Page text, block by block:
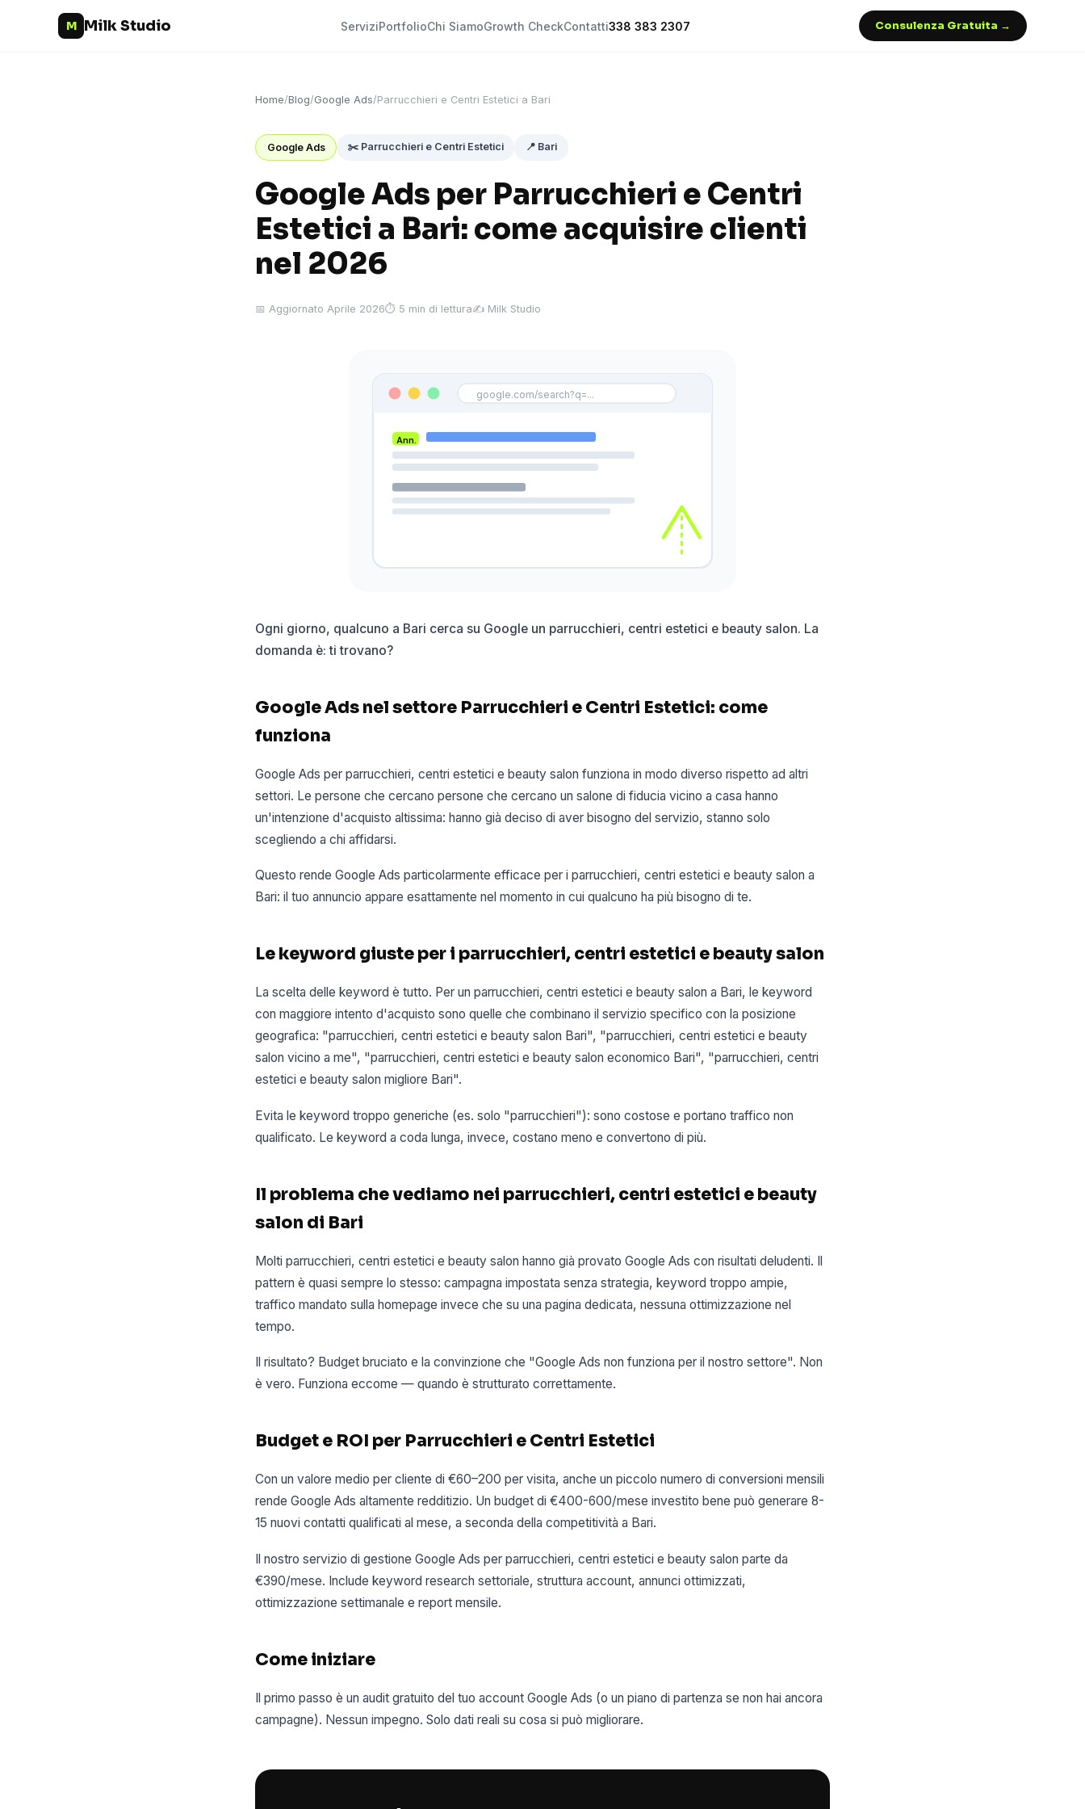
M Milk Studio ServiziPortfolioChi SiamoGrowth CheckContatti338 383 2307 Consulenza Gratuita →
Home/Blog/Google Ads/Parrucchieri e Centri Estetici a Bari
Google Ads ✂️ Parrucchieri e Centri Estetici 📍 Bari
Google Ads per Parrucchieri e Centri
Estetici a Bari: come acquisire clienti
nel 2026
📅 Aggiornato Aprile 2026⏱ 5 min di lettura✍️ Milk Studio
google.com/search?q=...
Ann.
Ogni giorno, qualcuno a Bari cerca su Google un parrucchieri, centri estetici e beauty salon. La
domanda è: ti trovano?
Google Ads nel settore Parrucchieri e Centri Estetici: come
funziona
Google Ads per parrucchieri, centri estetici e beauty salon funziona in modo diverso rispetto ad altri
settori. Le persone che cercano persone che cercano un salone di fiducia vicino a casa hanno
un'intenzione d'acquisto altissima: hanno già deciso di aver bisogno del servizio, stanno solo
scegliendo a chi affidarsi.
Questo rende Google Ads particolarmente efficace per i parrucchieri, centri estetici e beauty salon a
Bari: il tuo annuncio appare esattamente nel momento in cui qualcuno ha più bisogno di te.
Le keyword giuste per i parrucchieri, centri estetici e beauty salon
La scelta delle keyword è tutto. Per un parrucchieri, centri estetici e beauty salon a Bari, le keyword
con maggiore intento d'acquisto sono quelle che combinano il servizio specifico con la posizione
geografica: "parrucchieri, centri estetici e beauty salon Bari", "parrucchieri, centri estetici e beauty
salon vicino a me", "parrucchieri, centri estetici e beauty salon economico Bari", "parrucchieri, centri
estetici e beauty salon migliore Bari".
Evita le keyword troppo generiche (es. solo "parrucchieri"): sono costose e portano traffico non
qualificato. Le keyword a coda lunga, invece, costano meno e convertono di più.
Il problema che vediamo nei parrucchieri, centri estetici e beauty
salon di Bari
Molti parrucchieri, centri estetici e beauty salon hanno già provato Google Ads con risultati deludenti. Il
pattern è quasi sempre lo stesso: campagna impostata senza strategia, keyword troppo ampie,
traffico mandato sulla homepage invece che su una pagina dedicata, nessuna ottimizzazione nel
tempo.
Il risultato? Budget bruciato e la convinzione che "Google Ads non funziona per il nostro settore". Non
è vero. Funziona eccome — quando è strutturato correttamente.
Budget e ROI per Parrucchieri e Centri Estetici
Con un valore medio per cliente di €60–200 per visita, anche un piccolo numero di conversioni mensili
rende Google Ads altamente redditizio. Un budget di €400-600/mese investito bene può generare 8-
15 nuovi contatti qualificati al mese, a seconda della competitività a Bari.
Il nostro servizio di gestione Google Ads per parrucchieri, centri estetici e beauty salon parte da
€390/mese. Include keyword research settoriale, struttura account, annunci ottimizzati,
ottimizzazione settimanale e report mensile.
Come iniziare
Il primo passo è un audit gratuito del tuo account Google Ads (o un piano di partenza se non hai ancora
campagne). Nessun impegno. Solo dati reali su cosa si può migliorare.